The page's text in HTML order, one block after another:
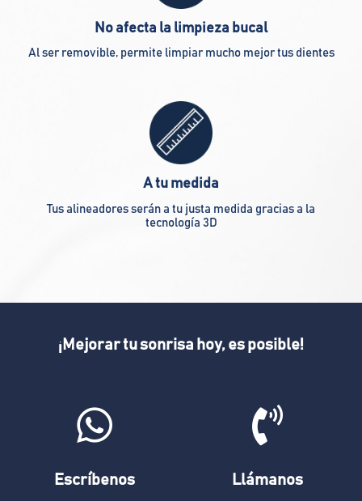
No afecta la limpieza bucal
Al ser removible, permite limpiar mucho mejor tus dientes
A tu medida
Tus alineadores serán a tu justa medida gracias a la
tecnología 3D
¡Mejorar tu sonrisa hoy, es posible!
Escríbenos Llámanos